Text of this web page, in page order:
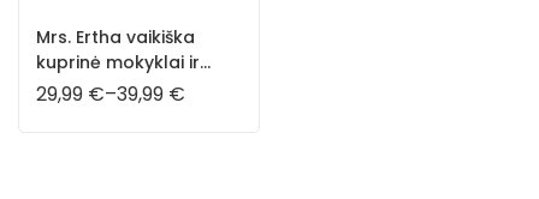
Mrs. Ertha vaikiška
kuprinė mokyklai ir
Darželiui “Flower buds”
29,99 €–39,99 €